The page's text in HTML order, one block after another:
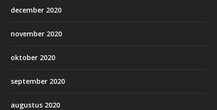
december 2020
november 2020
oktober 2020
september 2020
augustus 2020